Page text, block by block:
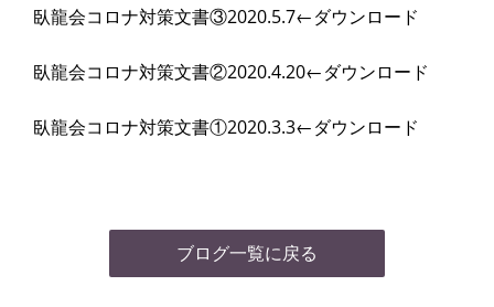
臥龍会コロナ対策文書③2020.5.7←ダウンロード
臥龍会コロナ対策文書②2020.4.20←ダウンロード
臥龍会コロナ対策文書①2020.3.3←ダウンロード
ブログ一覧に戻る